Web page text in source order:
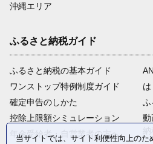
沖縄エリア
ふるさと納税ガイド
ふるさと納税の基本ガイド
ワンストップ特例制度ガイド
確定申告のしかた
控除上限額シミュレーション
年金受給者・自営業者の方へ
ふ
動
当サイトでは、サイト利便性向上のた